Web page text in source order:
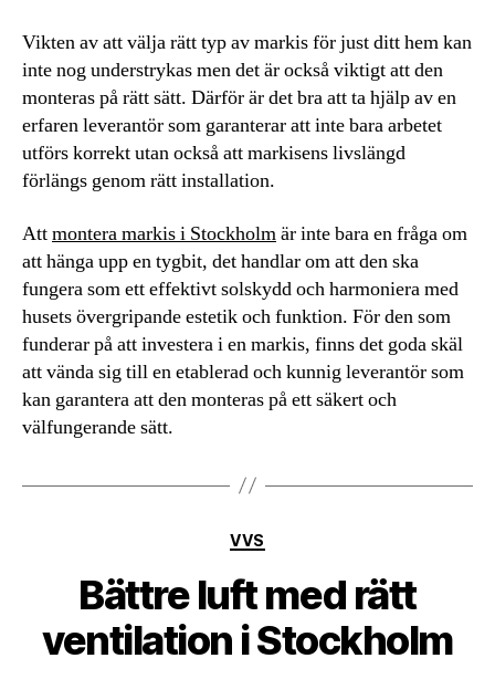
Vikten av att välja rätt typ av markis för just ditt hem kan
inte nog understrykas men det är också viktigt att den
monteras på rätt sätt. Därför är det bra att ta hjälp av en
erfaren leverantör som garanterar att inte bara arbetet
utförs korrekt utan också att markisens livslängd
förlängs genom rätt installation.
Attmontera markis i Stockholmär inte bara en fråga om
att hänga upp en tygbit, det handlar om att den ska
fungera som ett effektivt solskydd och harmoniera med
husets övergripande estetik och funktion. För den som
funderar på att investera i en markis, finns det goda skäl
att vända sig till en etablerad och kunnig leverantör som
kan garantera att den monteras på ett säkert och
välfungerande sätt.
Kategorier
VVS
Bättre luft med rätt
ventilation i Stockholm